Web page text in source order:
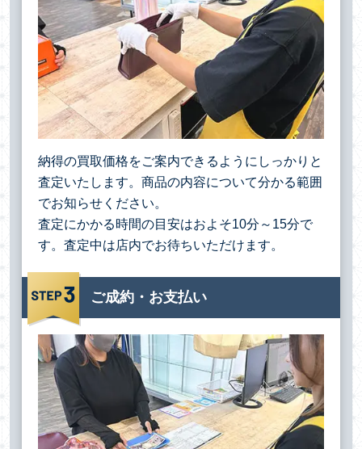
納得の買取価格をご案内できるようにしっかりと
査定いたします。商品の内容について分かる範囲
でお知らせください。
査定にかかる時間の目安はおよそ10分～15分で
す。査定中は店内でお待ちいただけます。
ご成約・お支払い